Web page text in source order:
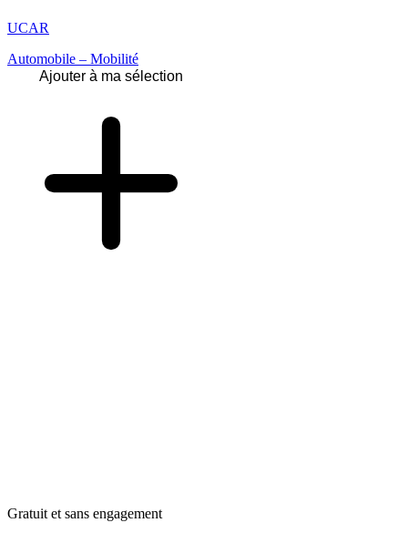
UCAR
Automobile – Mobilité
Ajouter à ma sélection
Gratuit et sans engagement